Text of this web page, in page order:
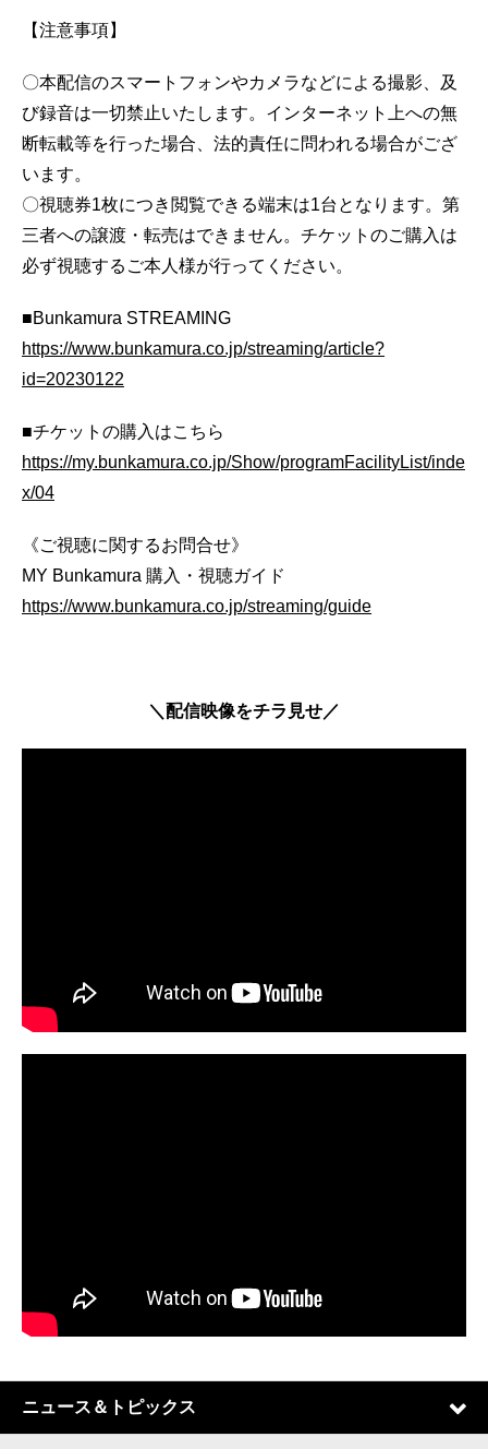
【注意事項】
〇本配信のスマートフォンやカメラなどによる撮影、及
び録音は一切禁止いたします。インターネット上への無
断転載等を行った場合、法的責任に問われる場合がござ
います。
〇視聴券1枚につき閲覧できる端末は1台となります。第
三者への譲渡・転売はできません。チケットのご購入は
必ず視聴するご本人様が行ってください。
■Bunkamura STREAMING
https://www.bunkamura.co.jp/streaming/article?
id=20230122
■チケットの購入はこちら
https://my.bunkamura.co.jp/Show/programFacilityList/inde
x/04
《ご視聴に関するお問合せ》
MY Bunkamura 購入・視聴ガイド
https://www.bunkamura.co.jp/streaming/guide
＼配信映像をチラ見せ／
ニュース＆トピックス